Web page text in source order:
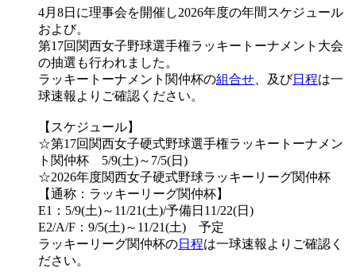
4月8日に理事会を開催し2026年度の年間スケジュール
および。
第17回関西女子野球選手権ラッキートーナメント大会
の抽選も行われました。
ラッキートーナメント関仲杯の組合せ 、及び日程は一
球速報よりご確認ください。
【スケジュール】
☆第17回関西女子硬式野球選手権ラッキートーナメン
ト関仲杯 5/9(土)～7/5(日)
☆2026年度関西女子硬式野球ラッキーリーグ関仲杯
【通称：ラッキーリーグ関仲杯】
E1：5/9(土)～11/21(土)/予備日11/22(日)
E2/A/F：9/5(土)～11/21(土) 予定
ラッキーリーグ関仲杯の日程は一球速報よりご確認く
ださい。